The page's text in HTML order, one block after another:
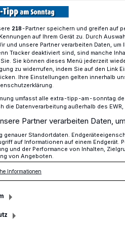
mit Marte Meo
kein
wurde nun zu den
stand die Marte
erkrankten Menschen
218-Partner speichern und greifen auf
auf Ihrem Gerät zu. Durch
und unsere Partner verarbeiten Daten,
Tracker deaktiviert sind, sind manche
Sie können dieses Menü jederzeit
zu widerrufen, indem Sie auf den Link
Ihre Einstellungen gelten innerhalb
umfasst alle extra-tipp-am-
die Datenverarbeitung außerhalb des
Partner verarbeiten Daten,
genauer Standortdaten.
auf Informationen auf einem Endgerät.
und der Performance von Inhalten,
von Angeboten.
Informationen